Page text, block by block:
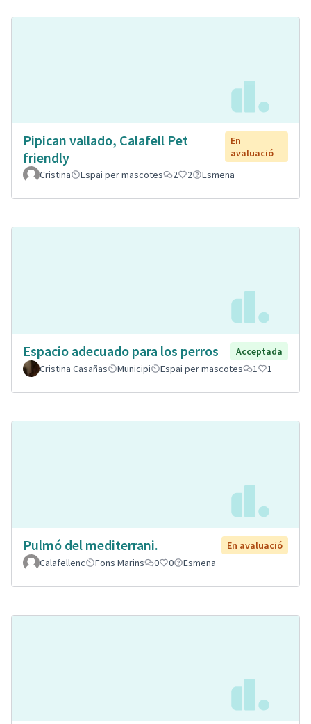
Pipican vallado, Calafell Pet
friendly
En
avaluació
Cristina
Espai per mascotes 2 2 Esmena
Espacio adecuado para los perros
Acceptada
Cristina Casañas
Municipi Espai per mascotes 1 1
Pulmó del mediterrani.
En avaluació
Calafellenc
Fons Marins 0 0 Esmena